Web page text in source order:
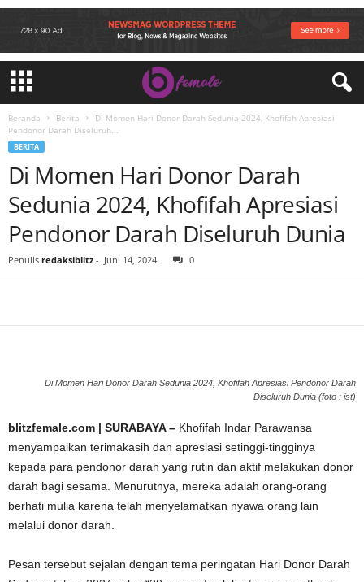
Beranda Berita
Di Momen Hari Donor Darah Sedunia 2024, Khofifah Apresiasi
Pendonor Darah Diseluruh...
BERITA
Di Momen Hari Donor Darah
Sedunia 2024, Khofifah Apresiasi
Pendonor Darah Diseluruh Dunia
Penulis redaksiblitz - Juni 14, 2024 0
Di Momen Hari Donor Darah Sedunia 2024, Khofifah Apresiasi Pendonor Darah
Diseluruh Dunia (foto : ist)
blitzfemale.com | SURABAYA – Khofifah Indar Parawansa
menyampaikan terimakasih dan apresiasi setinggi-tingginya
kepada para pendonor darah yang rutin dan aktif melakukan donor
darah bagi sesama. Menurutnya, mereka adalah orang-orang
berhati mulia karena telah menyelamatkan nyawa orang lain
melalui donor darah.
Pesan tersebut sejalan dengan tema peringatan Hari Donor Darah